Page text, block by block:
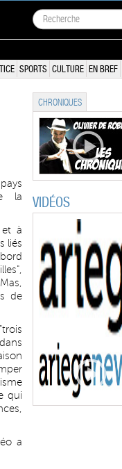
SPORTS CULTURE EN BREF
la
à
liés
de
qui
a
CHRONIQUES
VIDÉOS